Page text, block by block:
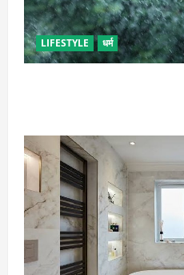
LIFESTYLE धर्म